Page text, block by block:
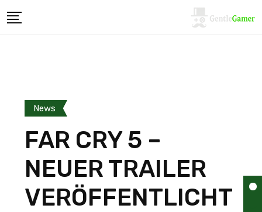
News
FAR CRY 5 –
NEUER TRAILER
VERÖFFENTLICHT